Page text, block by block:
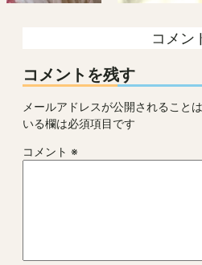
コメン
コメントを残す
メールアドレスが公開されること
いる欄は必須項目です
コメント ※